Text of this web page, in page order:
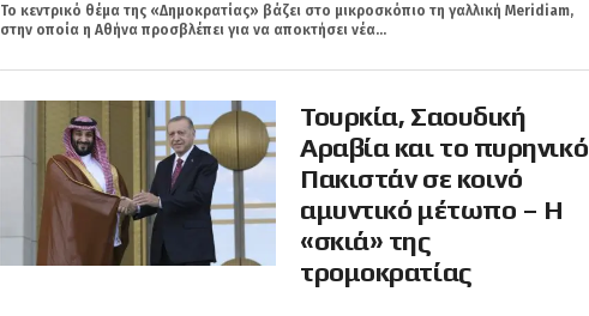
Το κεντρικό θέμα της «Δημοκρατίας» βάζει στο μικροσκόπιο τη γαλλική Meridiam,
στην οποία η Αθήνα προσβλέπει για να αποκτήσει νέα...
Τουρκία, Σαουδική
Αραβία και το πυρηνικό
Πακιστάν σε κοινό
αμυντικό μέτωπο – Η
«σκιά» της
τρομοκρατίας